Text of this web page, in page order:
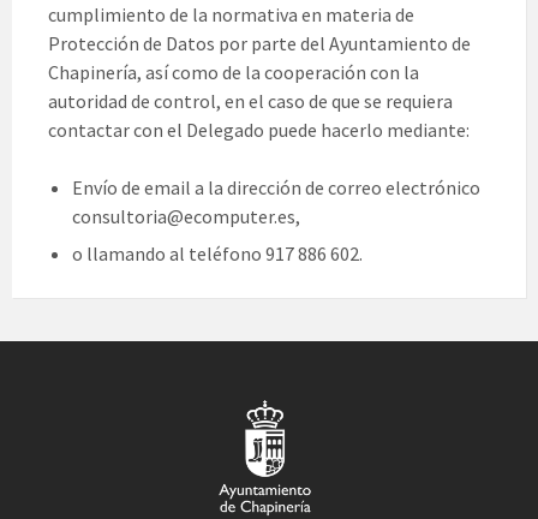
cumplimiento de la normativa en materia de
Protección de Datos por parte del Ayuntamiento de
Chapinería, así como de la cooperación con la
autoridad de control, en el caso de que se requiera
contactar con el Delegado puede hacerlo mediante:
Envío de email a la dirección de correo electrónico
consultoria@ecomputer.es,
o llamando al teléfono 917 886 602.